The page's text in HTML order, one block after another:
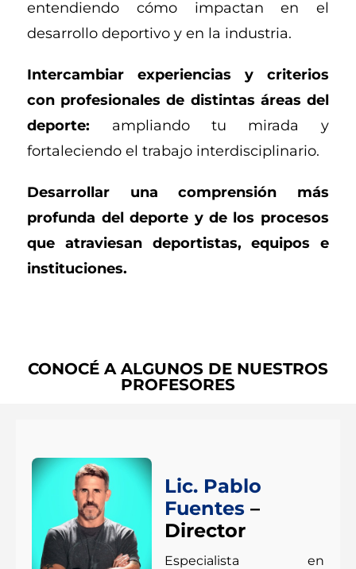
entendiendo cómo impactan en el
desarrollo deportivo y en la industria.
Intercambiar experiencias y criterios
con profesionales de distintas áreas del
deporte: ampliando tu mirada y
fortaleciendo el trabajo interdisciplinario.
Desarrollar una comprensión más
profunda del deporte y de los procesos
que atraviesan deportistas, equipos e
instituciones.
CONOCÉ A ALGUNOS DE NUESTROS
PROFESORES
Lic. Pablo
Fuentes –
Director
Especialista en